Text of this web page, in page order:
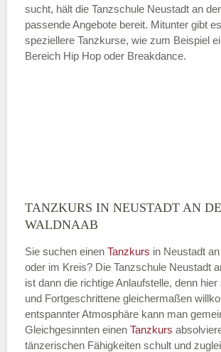
sucht, hält die Tanzschule Neustadt an
passende Angebote bereit. Mitunter gibt
speziellere Tanzkurse, wie zum Beispiel
Bereich Hip Hop oder Breakdance.
TANZKURS IN NEUSTADT AN
WALDNAAB
Sie suchen einen Tanzkurs in Neustadt
oder im Kreis? Die Tanzschule Neustadt
ist dann die richtige Anlaufstelle, denn hier
und Fortgeschrittene gleichermaßen
entspannter Atmosphäre kann man
Gleichgesinnten einen Tanzkurs
tänzerischen Fähigkeiten schult und